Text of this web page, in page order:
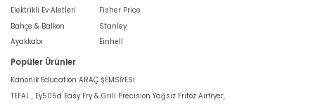
Elektrikli Ev Aletleri
Bahçe & Balkon
Ayakkabı
Fisher Price
Stanley
Einhell
Popüler Ürünler
Kanonik Education ARAÇ ŞEMSİYESİ
TEFAL , Ey505d Easy Fry & Grill Precision Yağsız Fritöz Airfryer,